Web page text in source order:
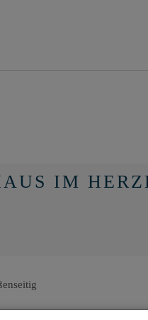
IM